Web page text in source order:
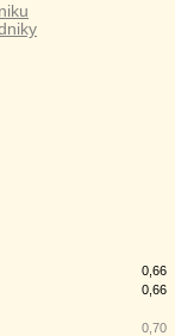
0,66
0,66
0,70